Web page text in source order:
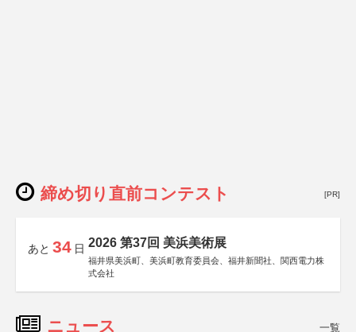
締め切り直前コンテスト [PR]
あと 34 日 2026 第37回 美浜美術展
福井県美浜町、美浜町教育委員会、福井新聞社、関西電力株
式会社
ニュース 一覧